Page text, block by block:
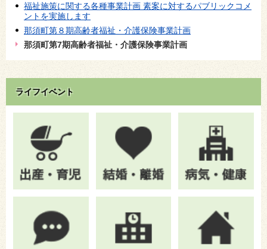
福祉施策に関する各種事業計画 素案に対するパブリックコメ
ントを実施します
那須町第８期高齢者福祉・介護保険事業計画
那須町第7期高齢者福祉・介護保険事業計画
ライフイベント